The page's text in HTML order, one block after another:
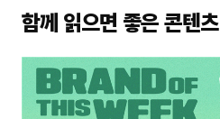
함께 읽으면 좋은 콘텐츠